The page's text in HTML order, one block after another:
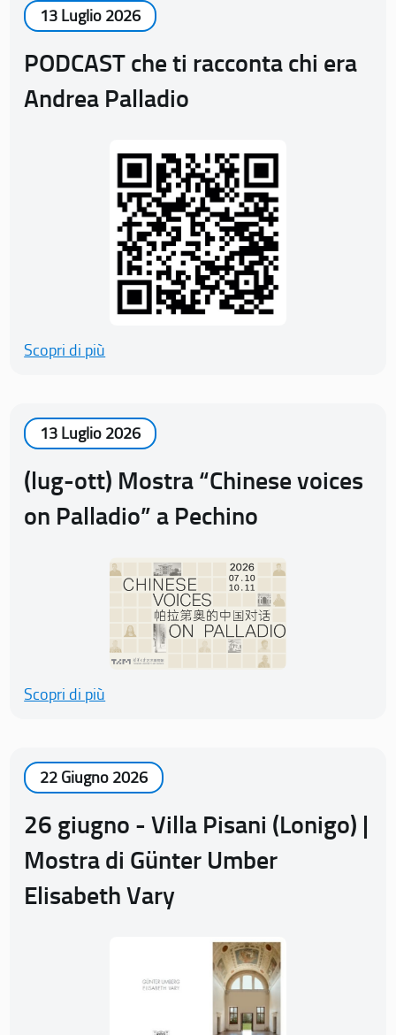
13 Luglio 2026
PODCAST che ti racconta chi era
Andrea Palladio
Scopri di più
13 Luglio 2026
(lug-ott) Mostra “Chinese voices
on Palladio” a Pechino
Scopri di più
22 Giugno 2026
26 giugno - Villa Pisani (Lonigo) |
Mostra di Günter Umber
Elisabeth Vary